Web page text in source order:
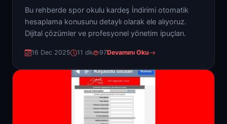
Bu rehberde spor okulu kardeş İndirimi otomatik
hesaplama konusunu detaylı olarak ele alıyoruz.
Dijital çözümler ve profesyonel yönetim ipuçları.
16 Dec 2025 11 dk 97Devamını Oku